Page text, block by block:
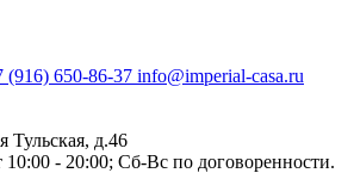
(916) 650-86-37 info@imperial-casa.ru
Тульская, д.46
- 20:00; Сб-Вс по договоренности.